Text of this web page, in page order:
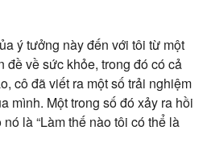
ý tưởng này đến với tôi từ một
đề về sức khỏe, trong đó có cả
cô đã viết ra một số trải nghiệm
mình. Một trong số đó xảy ra hồi
là “Làm thế nào tôi có thể là